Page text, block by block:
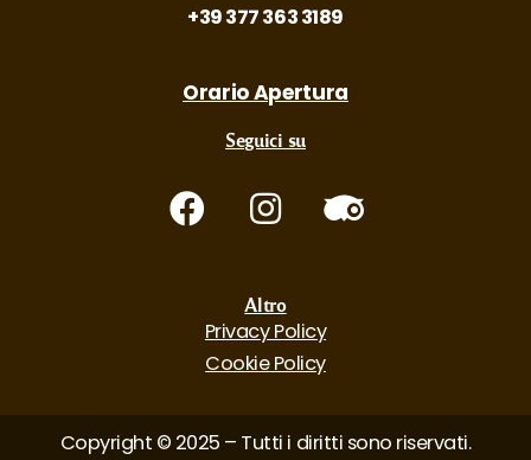
+39 377 363 3189
Orario Apertura
Seguici su
Altro
Privacy Policy
Cookie Policy
Copyright © 2025 – Tutti i diritti sono riservati.